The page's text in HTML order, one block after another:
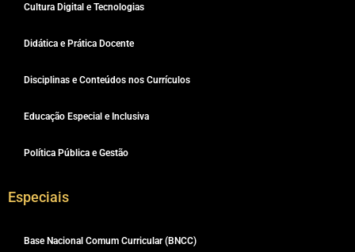
Cultura Digital e Tecnologias
Didática e Prática Docente
Disciplinas e Conteúdos nos Currículos
Educação Especial e Inclusiva
Política Pública e Gestão
Especiais
Base Nacional Comum Curricular (BNCC)